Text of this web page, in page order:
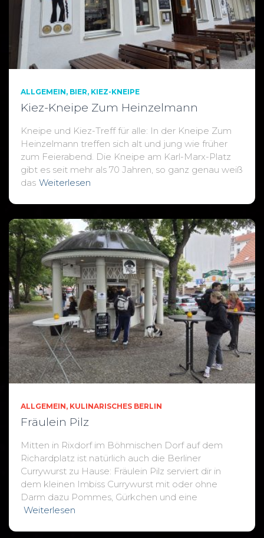
ALLGEMEIN BIER KIEZ-KNEIPE
Kiez-Kneipe Zum Heinzelmann
Kneipe und Kiez-Treff für alle: In der Kneipe Zum
Heinzelmann treffen sich alt und jung wie früher
zum Feierabend. Die Kneipe am Karl-Marx-Platz
gibt es seit mehr als 70 Jahren, so ganz genau weiß
das Weiterlesen
ALLGEMEIN KULINARISCHES BERLIN
Fräulein Pilz
Mitten in Rixdorf im Böhmischen Dorf auf dem
Richardplatz ist natürlich auch die Berliner
Currywurst zu Hause: Fräulein Pilz serviert dir in
dem kleinen Imbiss Currywurst mit oder ohne
Darm dazu Pommes, Gürkchen und eine
Weiterlesen